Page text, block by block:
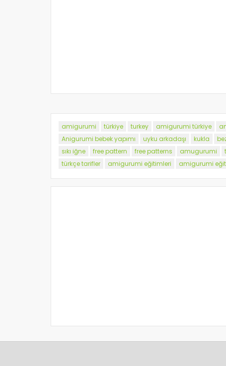
amigurumi türkiye turkey amigurumi türkiye
Anigurumi bebek yapımı
uyku arkadaşı kukla
sıkı iğne
free pattern free patterns amugurumi
türkçe tarifler
amigurumi eğitimleri amigurumi